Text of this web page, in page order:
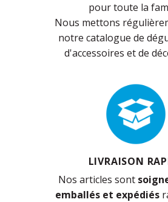
pour toute la
Nous mettons
notre catalogue de
d'accessoires et de
LIVRAISON
Nos articles sont
emballés et expédiés